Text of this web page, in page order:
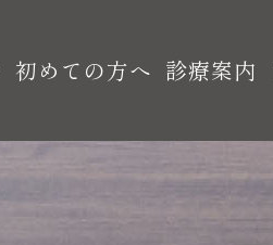
初めての方へ 診療案内